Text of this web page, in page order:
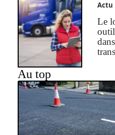
Actu
Le
Au top